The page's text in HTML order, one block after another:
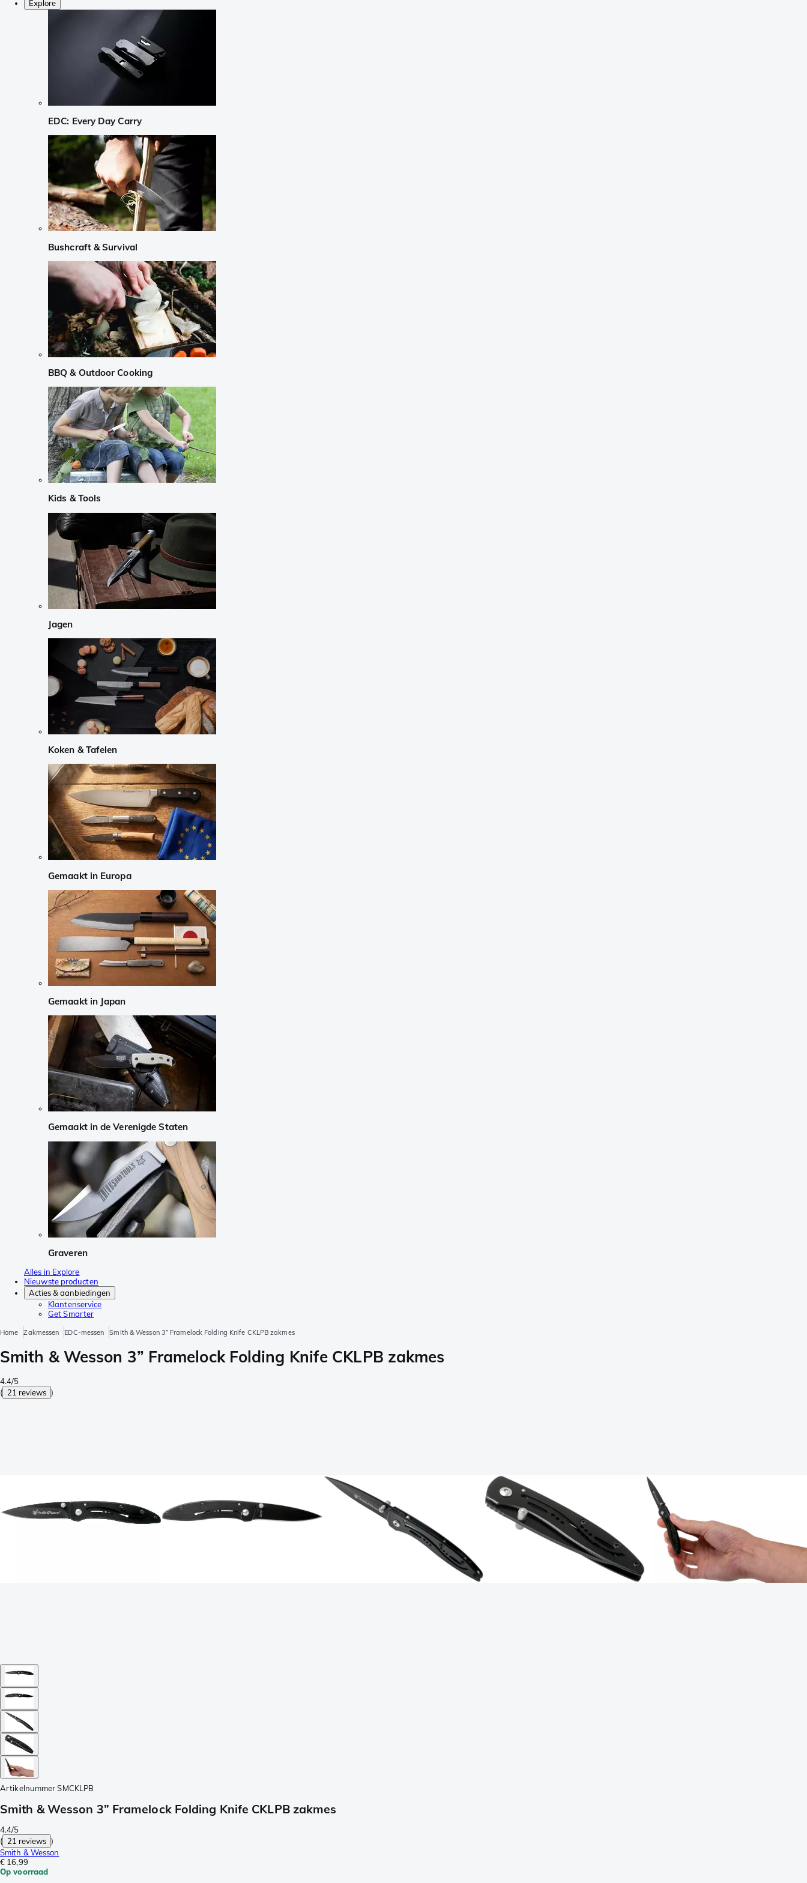
Explore
EDC: Every Day Carry
Bushcraft & Survival
BBQ & Outdoor Cooking
Kids & Tools
Jagen
Koken & Tafelen
Gemaakt in Europa
Gemaakt in Japan
Gemaakt in de Verenigde Staten
Graveren
Alles in Explore
Nieuwste producten
Acties & aanbiedingen
Klantenservice
Get Smarter
Home Zakmessen EDC-messen Smith & Wesson 3” Framelock Folding Knife CKLPB zakmes
Smith & Wesson 3” Framelock Folding Knife CKLPB zakmes
4.4/5
( 21 reviews )
Artikelnummer SMCKLPB
Smith & Wesson 3” Framelock Folding Knife CKLPB zakmes
4.4/5
( 21 reviews )
Smith & Wesson
€ 16,99
Op voorraad